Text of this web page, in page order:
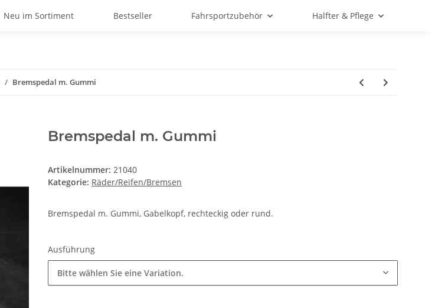
Neu im Sortiment Bestseller Fahrsportzubehör Halfter & Pflege
Bremspedal m. Gummi
Bremspedal m. Gummi
Artikelnummer: 21040
Kategorie: Räder/Reifen/Bremsen
Bremspedal m. Gummi, Gabelkopf, rechteckig oder rund.
Ausführung
Bitte wählen Sie eine Variation.